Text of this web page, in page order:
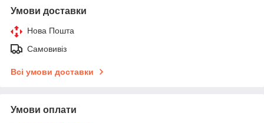
Умови доставки
Нова Пошта
Самовивіз
Всі умови доставки
Умови оплати